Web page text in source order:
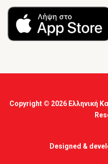
Copyright © 2026 Ελληνική
Designed &